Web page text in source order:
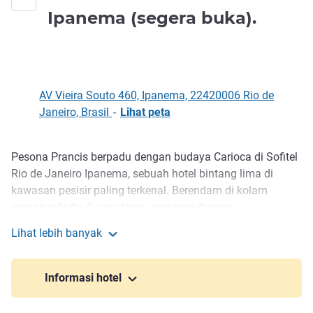
Ipanema (segera buka).
AV Vieira Souto 460, Ipanema, 22420006 Rio de
Janeiro, Brasil - Lihat peta
Deskripsi
Pesona Prancis berpadu dengan budaya Carioca di Sofitel
Rio de Janeiro Ipanema, sebuah hotel bintang lima di
kawasan pesisir paling terkenal. Berendam di kolam
nikmati pengalaman bersantap di Lasai, restoran peraih
dua bintang Michelin. 119 kamar, 51 suite, KOS Paris Spa,
dan Club Millésime Lounge: semua pengalaman istimewa
Lihat lebih banyak
Informasi hotel